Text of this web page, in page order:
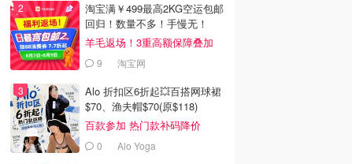
淘宝满￥499最高2KG空运包邮
回归！数量不多！手慢无！
羊毛返场！3重高额保障叠加
9 淘宝网
Alo 折扣区6折起💥百搭网球裙
$70、渔夫帽$70(原$118)
百款参加 热门款补码降价
0 Alo Yoga